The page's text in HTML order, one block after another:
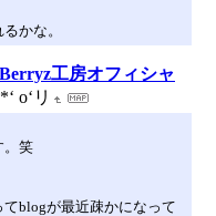
かな。
工房オフィシャ
o‘リ
。笑
blogが最近疎かになって